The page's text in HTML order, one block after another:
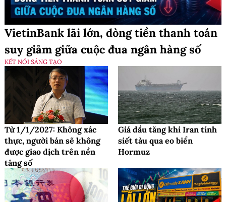
VietinBank lãi lớn, dòng tiền thanh toán
suy giảm giữa cuộc đua ngân hàng số
KẾT NỐI SÁNG TẠO
Từ 1/1/2027: Không xác
thực, người bán sẽ không
được giao dịch trên nền
tảng số
Giá dầu tăng khi Iran tính
siết tàu qua eo biển
Hormuz